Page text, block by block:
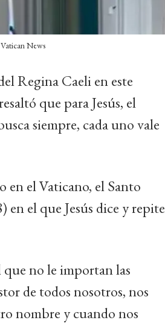
News
Regina Caeli en este
que para Jesús, el
siempre, cada uno vale
en el Vaticano, el Santo
en el que Jesús dice y repite
que no le importan las
de todos nosotros, nos
nombre y cuando nos